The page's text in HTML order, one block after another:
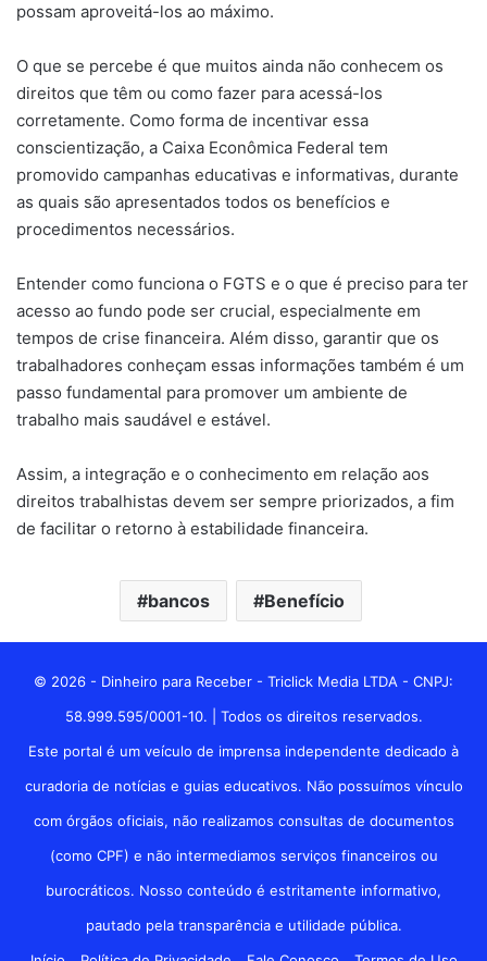
possam aproveitá-los ao máximo.
O que se percebe é que muitos ainda não conhecem os
direitos que têm ou como fazer para acessá-los
corretamente. Como forma de incentivar essa
conscientização, a Caixa Econômica Federal tem
promovido campanhas educativas e informativas, durante
as quais são apresentados todos os benefícios e
procedimentos necessários.
Entender como funciona o FGTS e o que é preciso para ter
acesso ao fundo pode ser crucial, especialmente em
tempos de crise financeira. Além disso, garantir que os
trabalhadores conheçam essas informações também é um
passo fundamental para promover um ambiente de
trabalho mais saudável e estável.
Assim, a integração e o conhecimento em relação aos
direitos trabalhistas devem ser sempre priorizados, a fim
de facilitar o retorno à estabilidade financeira.
bancos Benefício
© 2026 - Dinheiro para Receber - Triclick Media LTDA - CNPJ:
58.999.595/0001-10. | Todos os direitos reservados.
Este portal é um veículo de imprensa independente dedicado à
curadoria de notícias e guias educativos. Não possuímos vínculo
com órgãos oficiais, não realizamos consultas de documentos
(como CPF) e não intermediamos serviços financeiros ou
burocráticos. Nosso conteúdo é estritamente informativo,
pautado pela transparência e utilidade pública.